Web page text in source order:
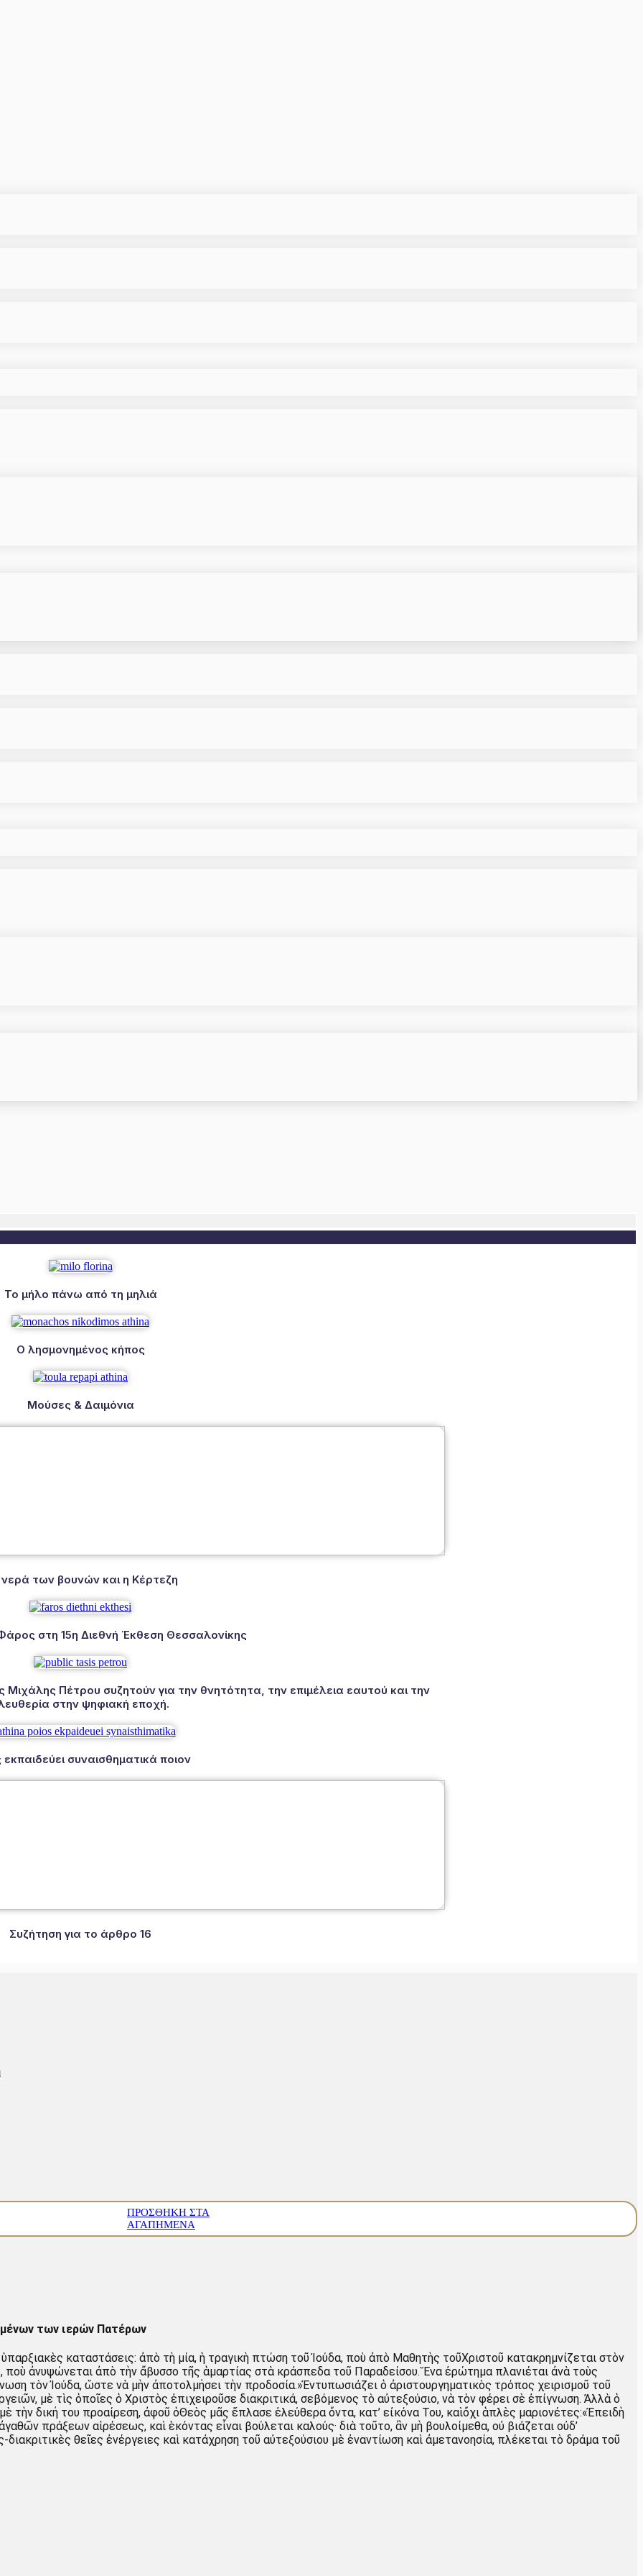
Το μήλο πάνω από τη μηλιά
Ο λησμονημένος κήπος
Μούσες & Δαιμόνια
των βουνών και η Κέρτεζη
στη 15η Διεθνή Έκθεση Θεσσαλονίκης
Πέτρου συζητούν για την θνητότητα, την επιμέλεια εαυτού και την
στην ψηφιακή εποχή.
εκπαιδεύει συναισθηματικά ποιον
Συζήτηση για το άρθρο 16
ΠΡΟΣΘΉΚΗ ΣΤΑ
ΑΓΑΠΗΜΈΝΑ
των ιερών Πατέρων
καταστάσεις: ἀπὸ τὴ μία, ἡ τραγικὴ πτώση τοῦ Ἰούδα, ποὺ ἀπὸ Μαθητὴς τοῦΧριστοῦ κατακρημνίζεται στὸν
ποὺ ἀνυψώνεται ἀπὸ τὴν ἄβυσσο τῆς ἁμαρτίας στὰ κράσπεδα τοῦ Παραδείσου. Ἕνα ἐρώτημα πλανιέται ἀνὰ τοὺς
τὸν Ἰούδα, ὥστε νὰ μὴν ἀποτολμήσει τὴν προδοσία.»Ἐντυπωσιάζει ὁ ἀριστουργηματικὸς τρόπος χειρισμοῦ τοῦ
μὲ τὶς ὁποῖες ὁ Χριστὸς ἐπιχειροῦσε διακριτικά, σεβόμενος τὸ αὐτεξούσιο, νὰ τὸν φέρει σὲ ἐπίγνωση. Ἀλλὰ ὁ
τὴν δική του προαίρεση, ἀφοῦ ὁΘεὸς μᾶς ἔπλασε ἐλεύθερα ὄντα, κατ’ εἰκόνα Του, καὶὄχι ἁπλὲς μαριονέτες:«Ἐπειδὴ
πράξεων αἱρέσεως, καὶ ἑκόντας εἶναι βούλεται καλούς· διὰ τοῦτο, ἂν μὴ βουλοίμεθα, οὐ βιάζεται οὐδ’
θεῖες ἐνέργειες καὶ κατάχρηση τοῦ αὐτεξούσιου μὲ ἐναντίωση καὶ ἀμετανοησία, πλέκεται τὸ δράμα τοῦ